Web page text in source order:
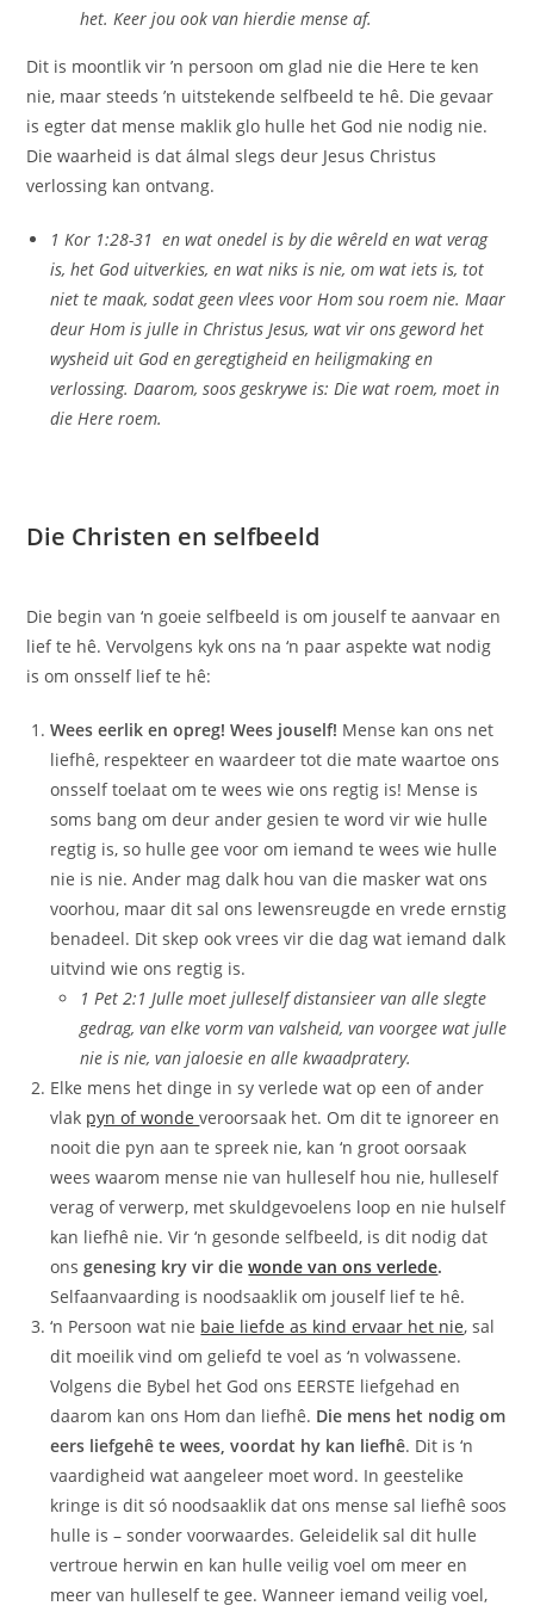
het. Keer jou ook van hierdie mense af.
Dit is moontlik vir ’n persoon om glad nie die Here te ken
nie, maar steeds ’n uitstekende selfbeeld te hê. Die gevaar
is egter dat mense maklik glo hulle het God nie nodig nie.
Die waarheid is dat álmal slegs deur Jesus Christus
verlossing kan ontvang.
1 Kor 1:28-31 en wat onedel is by die wêreld en wat verag
is, het God uitverkies, en wat niks is nie, om wat iets is, tot
niet te maak, sodat geen vlees voor Hom sou roem nie. Maar
deur Hom is julle in Christus Jesus, wat vir ons geword het
wysheid uit God en geregtigheid en heiligmaking en
verlossing. Daarom, soos geskrywe is: Die wat roem, moet in
die Here roem.
Die Christen en selfbeeld
Die begin van ‘n goeie selfbeeld is om jouself te aanvaar en
lief te hê. Vervolgens kyk ons na ‘n paar aspekte wat nodig
is om onsself lief te hê:
Wees eerlik en opreg! Wees jouself! Mense kan ons net
liefhê, respekteer en waardeer tot die mate waartoe ons
onsself toelaat om te wees wie ons regtig is! Mense is
soms bang om deur ander gesien te word vir wie hulle
regtig is, so hulle gee voor om iemand te wees wie hulle
nie is nie. Ander mag dalk hou van die masker wat ons
voorhou, maar dit sal ons lewensreugde en vrede ernstig
benadeel. Dit skep ook vrees vir die dag wat iemand dalk
uitvind wie ons regtig is.
1 Pet 2:1 Julle moet julleself distansieer van alle slegte
gedrag, van elke vorm van valsheid, van voorgee wat julle
nie is nie, van jaloesie en alle kwaadpratery.
Elke mens het dinge in sy verlede wat op een of ander
vlak pyn of wondeveroorsaak het. Om dit te ignoreer en
nooit die pyn aan te spreek nie, kan ‘n groot oorsaak
wees waarom mense nie van hulleself hou nie, hulleself
verag of verwerp, met skuldgevoelens loop en nie hulself
kan liefhê nie. Vir ‘n gesonde selfbeeld, is dit nodig dat
onsgenesing kry vir diewonde van ons verlede.
Selfaanvaarding is noodsaaklik om jouself lief te hê.
‘n Persoon wat nie baie liefde as kind ervaar het nie, sal
dit moeilik vind om geliefd te voel as ‘n volwassene.
Volgens die Bybel het God ons EERSTE liefgehad en
daarom kan ons Hom dan liefhê. Die mens het nodig om
eers liefgehê te wees, voordat hy kan liefhê. Dit is ‘n
vaardigheid wat aangeleer moet word. In geestelike
kringe is dit só noodsaaklik dat ons mense sal liefhê soos
hulle is – sonder voorwaardes. Geleidelik sal dit hulle
vertroue herwin en kan hulle veilig voel om meer en
meer van hulleself te gee. Wanneer iemand veilig voel,